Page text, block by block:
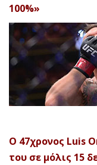
100%»
Ο 47χρονος Luis
του σε μόλις 15